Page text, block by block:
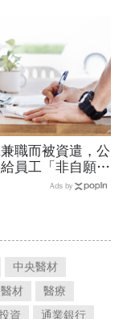
職而被資遣，公
員工「非自願離
Ads by
中央醫材
材
醫療
資
通業銀行